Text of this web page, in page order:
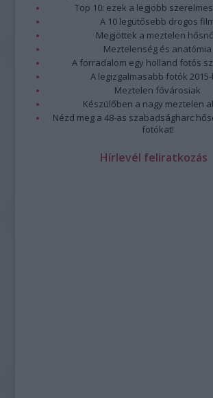
Top 10: ezek a legjobb
A 10 legütősebb drogos
Megjöttek a meztelen
Meztelenség és anatómia
A forradalom egy holland fotós
A legizgalmasabb fotók
Meztelen fővárosiak
Készülőben a nagy meztelen
Nézd meg a 48-as szabadságharc
fotókat!
Hírlevél feliratkozás